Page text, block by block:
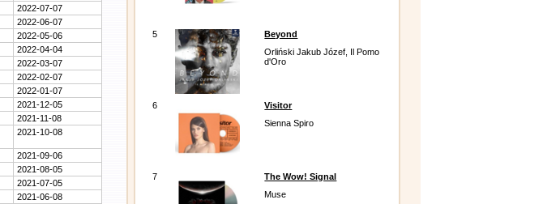
2022-07-07
2022-06-07
2022-05-06
2022-04-04
2022-03-07
2022-02-07
2022-01-07
2021-12-05
2021-11-08
2021-10-08
2021-09-06
2021-08-05
2021-07-05
2021-06-08
5
Beyond
Orliński Jakub Józef, Il Pomo
d'Oro
6
Visitor
Sienna Spiro
7
The Wow! Signal
Muse